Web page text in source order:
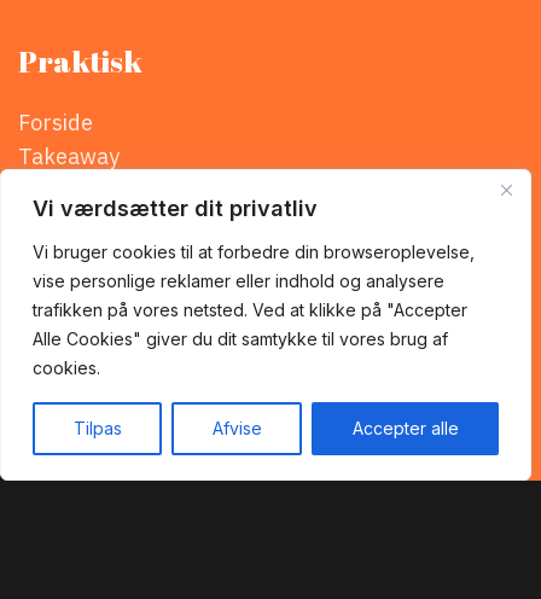
Vi værdsætter dit privatliv
Vi bruger cookies til at forbedre din browseroplevelse,
vise personlige reklamer eller indhold og analysere
trafikken på vores netsted. Ved at klikke på "Accepter
Alle Cookies" giver du dit samtykke til vores brug af
cookies.
Tilpas Afvise Accepter alle
Praktisk
Forside
Takeaway
Kontakt os
Handelsbetingelser
Privatlivspolitik